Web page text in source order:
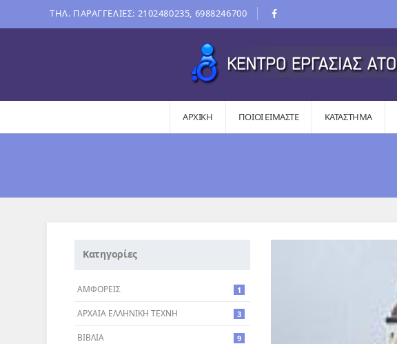
ΤΗΛ. ΠΑΡΑΓΓΕΛΙΕΣ: 2102480235, 6988246700
ΑΡΧΙΚΗ ΠΟΙΟΙ ΕΊΜΑΣΤΕ ΚΑΤΆΣΤΗΜΑ
Κατηγορίες
ΑΜΦΟΡΕΙΣ 1
ΑΡΧΑΙΑ ΕΛΛΗΝΙΚΗ ΤΕΧΝΗ 3
ΒΙΒΛΙΑ 9